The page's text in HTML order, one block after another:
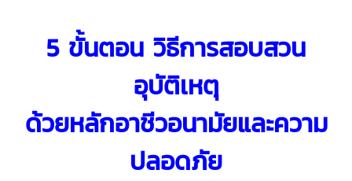
5 ขั้นตอน วิธีการสอบสวน
อุบัติเหตุ
ด้วยหลักอาชีวอนามัยและความ
ปลอดภัย